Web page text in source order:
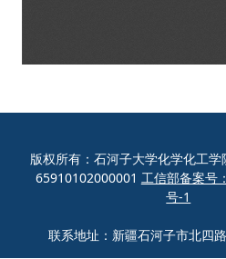
版权所有：石河子大学化学化工学
65910102000001 工信部备案号
号-1
联系地址：新疆石河子市北四